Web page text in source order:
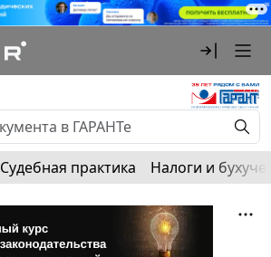
Судебная практика Налоги и